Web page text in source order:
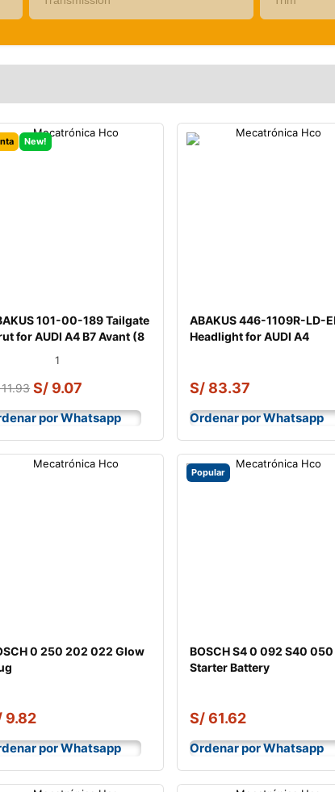
New!
101-00-189 Tailgate
for AUDI A4 B7 Avant (8
1
S/ 9.07
por Whatsapp
ABAKUS 446-1109R-LD-
Headlight for AUDI A4
S/ 83.37
Ordenar por Whatsapp
0 250 202 022 Glow
9.82
por Whatsapp
Popular
BOSCH S4 0 092 S40 050
Starter Battery
S/61.62
Ordenar por Whatsapp